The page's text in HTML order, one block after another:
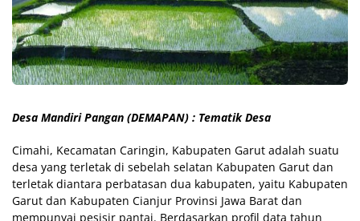
Desa Mandiri Pangan (DEMAPAN) : Tematik Desa
Cimahi, Kecamatan Caringin, Kabupaten Garut adalah suatu
desa yang terletak di sebelah selatan Kabupaten Garut dan
terletak diantara perbatasan dua kabupaten, yaitu Kabupaten
Garut dan Kabupaten Cianjur Provinsi Jawa Barat dan
mempunyai pesisir pantai. Berdasarkan profil data tahun